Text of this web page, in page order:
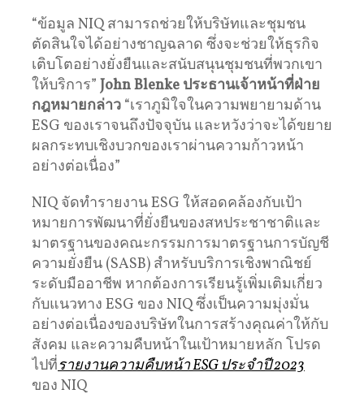
“ข้อมูล NIQ สามารถช่วยให้บริษัทและชุมชน
ตัดสินใจได้อย่างชาญฉลาด ซึ่งจะช่วยให้ธุรกิจ
เติบโตอย่างยั่งยืนและสนับสนุนชุมชนที่พวกเขา
ให้บริการ” John Blenke ประธานเจ้าหน้าที่ฝ่าย
กฎหมายกล่าว “เราภูมิใจในความพยายามด้าน
ESG ของเราจนถึงปัจจุบัน และหวังว่าจะได้ขยาย
ผลกระทบเชิงบวกของเราผ่านความก้าวหน้า
อย่างต่อเนื่อง”
NIQ จัดทำรายงาน ESG ให้สอดคล้องกับเป้า
หมายการพัฒนาที่ยั่งยืนของสหประชาชาติและ
มาตรฐานของคณะกรรมการมาตรฐานการบัญชี
ความยั่งยืน (SASB) สําหรับบริการเชิงพาณิชย์
ระดับมืออาชีพ หากต้องการเรียนรู้เพิ่มเติมเกี่ยว
กับแนวทาง ESG ของ NIQ ซึ่งเป็นความมุ่งมั่น
อย่างต่อเนื่องของบริษัทในการสร้างคุณค่าให้กับ
สังคม และความคืบหน้าในเป้าหมายหลัก โปรด
ไปที่รายงานความคืบหน้า ESG ประจําปี 2023
ของ NIQ